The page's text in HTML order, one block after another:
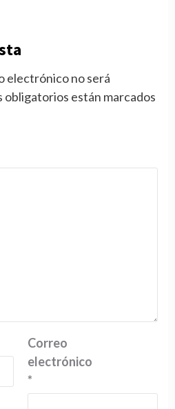
electrónico no será
obligatorios están marcados
Correo
electrónico
*